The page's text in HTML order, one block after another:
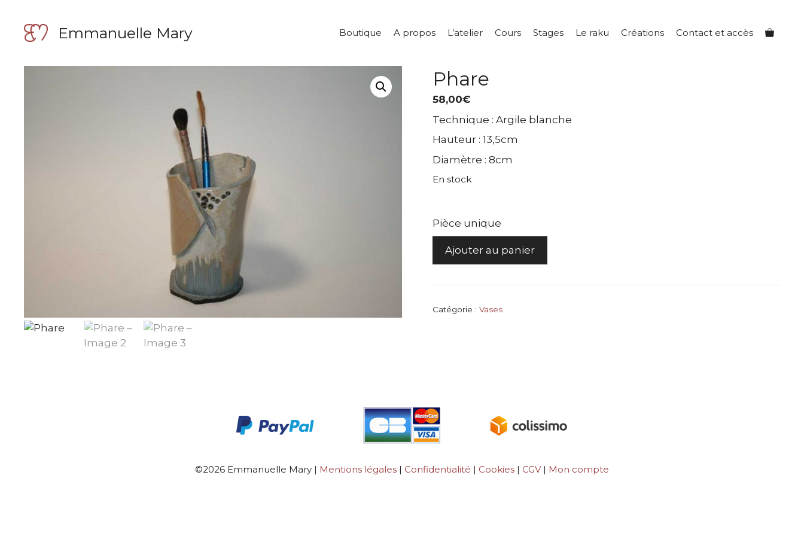
contenu
Emmanuelle Mary Boutique A propos L’atelier Cours Stages Le raku Créations Contact et accès
Phare
58,00€
Technique : Argile blanche
Hauteur : 13,5cm
Diamètre : 8cm
En stock
Pièce unique
de
Ajouter au panier
Catégorie : Vases
©2026 Emmanuelle Mary | Mentions légales | Confidentialité | Cookies | CGV | Mon compte